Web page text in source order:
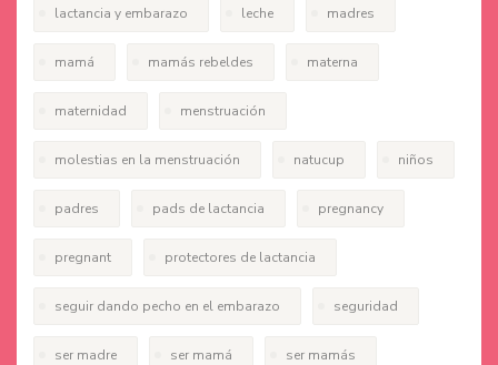
lactancia y embarazo leche madres
mamá mamás rebeldes materna
maternidad menstruación
molestias en la menstruación natucup niños
padres pads de lactancia pregnancy
pregnant protectores de lactancia
seguir dando pecho en el embarazo seguridad
ser madre ser mamá ser mamás